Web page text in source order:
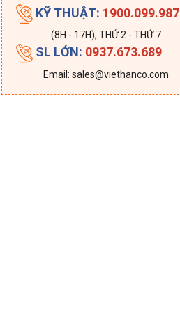
KỸ THUẬT: 1900.099.987
(8H - 17H), THỨ 2 - THỨ 7
SL LỚN: 0937.673.689
Email: sales@viethanco.com